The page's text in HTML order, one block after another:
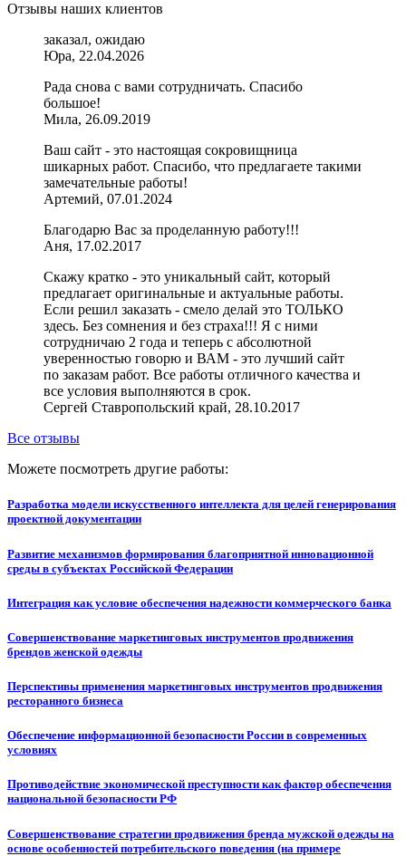
Отзывы наших клиентов
заказал, ожидаю
Юра, 22.04.2026
Рада снова с вами сотрудничать. Спасибо
большое!
Мила, 26.09.2019
Ваш сайт - это настоящая сокровищница
шикарных работ. Спасибо, что предлагаете такими
замечательные работы!
Артемий, 07.01.2024
Благодарю Вас за проделанную работу!!!
Аня, 17.02.2017
Скажу кратко - это уникальный сайт, который
предлагает оригинальные и актуальные работы.
Если решил заказать - смело делай это ТОЛЬКО
здесь. Без сомнения и без страха!!! Я с ними
сотрудничаю 2 года и теперь с абсолютной
уверенностью говорю и ВАМ - это лучший сайт
по заказам работ. Все работы отличного качества и
все условия выполняются в срок.
Сергей Ставропольский край, 28.10.2017
Все отзывы
Можете посмотреть другие работы:
Разработка модели искусственного интеллекта для целей генерирования
проектной документации
Развитие механизмов формирования благоприятной инновационной
среды в субъектах Российской Федерации
Интеграция как условие обеспечения надежности коммерческого банка
Совершенствование маркетинговых инструментов продвижения
брендов женской одежды
Перспективы применения маркетинговых инструментов продвижения
ресторанного бизнеса
Обеспечение информационной безопасности России в современных
условиях
Противодействие экономической преступности как фактор обеспечения
национальной безопасности РФ
Совершенствование стратегии продвижения бренда мужской одежды на
основе особенностей потребительского поведения (на примере